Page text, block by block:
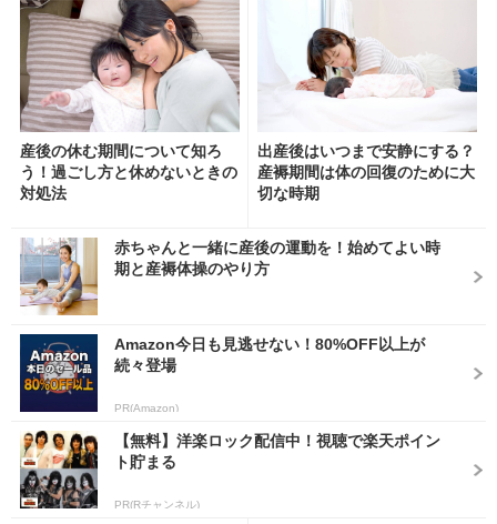
産後の休む期間について知ろ
う！過ごし方と休めないときの
対処法
出産後はいつまで安静にする？
産褥期間は体の回復のために大
切な時期
赤ちゃんと一緒に産後の運動を！始めてよい時
期と産褥体操のやり方
Amazon今日も見逃せない！80%OFF以上が
続々登場
PR(Amazon)
【無料】洋楽ロック配信中！視聴で楽天ポイン
ト貯まる
PR(Rチャンネル)